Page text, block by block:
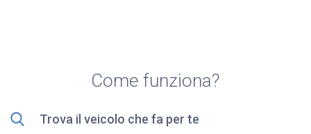
Come funziona?
Trova il veicolo che fa per te